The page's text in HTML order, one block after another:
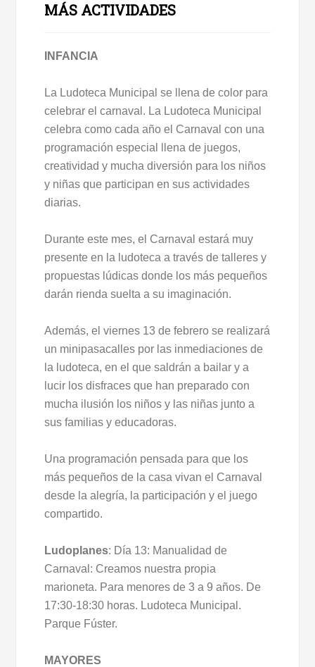
MÁS ACTIVIDADES
INFANCIA
La Ludoteca Municipal se llena de color para
celebrar el carnaval. La Ludoteca Municipal
celebra como cada año el Carnaval con una
programación especial llena de juegos,
creatividad y mucha diversión para los niños
y niñas que participan en sus actividades
diarias.
Durante este mes, el Carnaval estará muy
presente en la ludoteca a través de talleres y
propuestas lúdicas donde los más pequeños
darán rienda suelta a su imaginación.
Además, el viernes 13 de febrero se realizará
un minipasacalles por las inmediaciones de
la ludoteca, en el que saldrán a bailar y a
lucir los disfraces que han preparado con
mucha ilusión los niños y las niñas junto a
sus familias y educadoras.
Una programación pensada para que los
más pequeños de la casa vivan el Carnaval
desde la alegría, la participación y el juego
compartido.
Ludoplanes: Día 13: Manualidad de
Carnaval: Creamos nuestra propia
marioneta. Para menores de 3 a 9 años. De
17:30-18:30 horas. Ludoteca Municipal.
Parque Fúster.
MAYORES